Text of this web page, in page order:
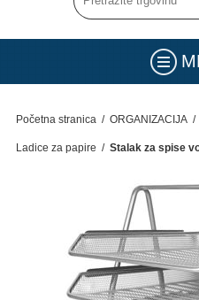
Početna stranica / ORGANIZACIJA /
Ladice za papire / Stalak za spise